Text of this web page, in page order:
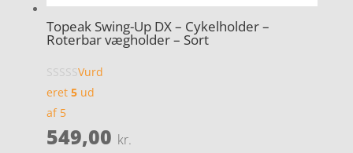
Topeak Swing-Up DX – Cykelholder –
Roterbar vægholder – Sort
Vurd
eret 5ud
af 5
549,00 kr.